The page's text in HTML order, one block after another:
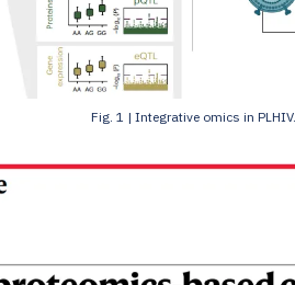
Fig. 1 | Integrative omics in PLHIV.